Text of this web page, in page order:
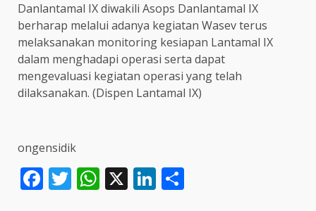
Danlantamal IX diwakili Asops Danlantamal IX
berharap melalui adanya kegiatan Wasev terus
melaksanakan monitoring kesiapan Lantamal IX
dalam menghadapi operasi serta dapat
mengevaluasi kegiatan operasi yang telah
dilaksanakan. (Dispen Lantamal IX)
ongensidik
Facebook
Twitter
WhatsApp
X LinkedIn